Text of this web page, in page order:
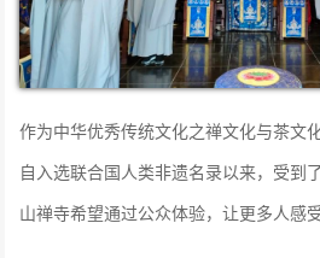
作为中华优秀传统文化之禅文化与茶文
自入选联合国人类非遗名录以来，受到
山禅寺希望通过公众体验，让更多人感